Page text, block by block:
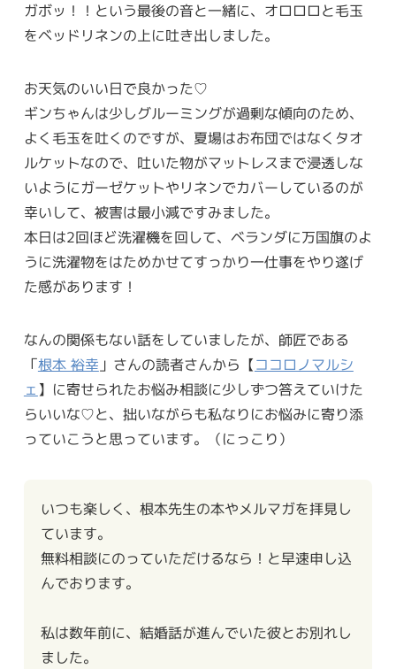
ガボッ！！という最後の音と一緒に、オロロロと毛玉
をベッドリネンの上に吐き出しました。
お天気のいい日で良かった♡
ギンちゃんは少しグルーミングが過剰な傾向のため、
よく毛玉を吐くのですが、夏場はお布団ではなくタオ
ルケットなので、吐いた物がマットレスまで浸透しな
いようにガーゼケットやリネンでカバーしているのが
幸いして、被害は最小減ですみました。
本日は2回ほど洗濯機を回して、ベランダに万国旗のよ
うに洗濯物をはためかせてすっかり一仕事をやり遂げ
た感があります！
なんの関係もない話をしていましたが、師匠である
「根本 裕幸 」さんの読者さんから【ココロノマルシ
ェ 】に寄せられたお悩み相談に少しずつ答えていけた
らいいな♡と、拙いながらも私なりにお悩みに寄り添
っていこうと思っています。（にっこり）
いつも楽しく、根本先生の本やメルマガを拝見し
ています。
無料相談にのっていただけるなら！と早速申し込
んでおります。
私は数年前に、結婚話が進んでいた彼とお別れし
ました。